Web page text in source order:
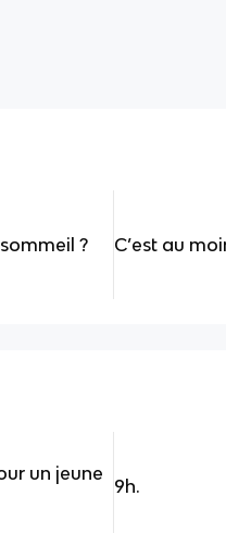
? C’est au
un jeune
9h.